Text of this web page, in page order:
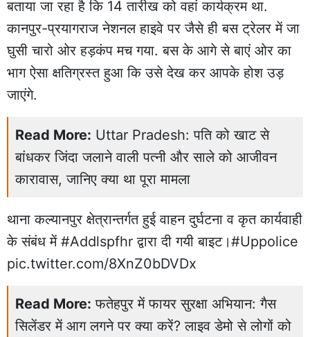
बताया जा रहा है कि 14 तारीख को वहां कार्यक्रम था.
कानपुर-प्रयागराज नेशनल हाइवे पर जैसे ही बस ट्रेलर में जा
घुसी चारो ओर हड़कंप मच गया. बस के आगे से बाएं ओर का
भाग ऐसा क्षतिग्रस्तहुआ कि उसे देख कर आपके होश उड़
जाएंगे.
Read More: Uttar Pradesh: पति को खाट से
बांधकर जिंदा जलाने वाली पत्नी और साले को आजीवन
कारावास, जानिए क्या था पूरा मामला
थाना कल्यानपुर क्षेत्रान्तर्गत हुई वाहन दुर्घटना व कृत कार्यवाही
के संबंध में #Addlspfhr द्वारा दी गयी बाइट।#Uppolice
pic.twitter.com/8XnZ0bDVDx
Read More: फतेहपुर में फायर सुरक्षा अभियान: गैस
सिलेंडर में आग लगने पर क्या करें? लाइव डेमो से लोगों को